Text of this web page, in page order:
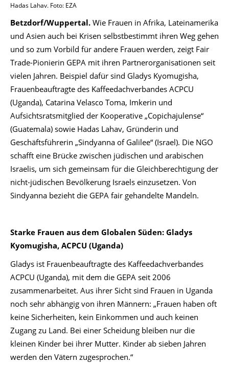
Hadas Lahav. Foto: EZA
Betzdorf/Wuppertal. Wie Frauen in Afrika, Lateinamerika
und Asien auch bei Krisen selbstbestimmt ihren Weg gehen
und so zum Vorbild für andere Frauen werden, zeigt Fair
Trade-Pionierin GEPA mit ihren Partnerorganisationen seit
vielen Jahren. Beispiel dafür sind Gladys Kyomugisha,
Frauenbeauftragte des Kaffeedachverbandes ACPCU
(Uganda), Catarina Velasco Toma, Imkerin und
Aufsichtsratsmitglied der Kooperative „Copichajulense“
(Guatemala) sowie Hadas Lahav, Gründerin und
Geschäftsführerin „Sindyanna of Galilee“ (Israel). Die NGO
schafft eine Brücke zwischen jüdischen und arabischen
Israelis, um sich gemeinsam für die Gleichberechtigung der
nicht-jüdischen Bevölkerung Israels einzusetzen. Von
Sindyanna bezieht die GEPA fair gehandelte Mandeln.
Starke Frauen aus dem Globalen Süden: Gladys
Kyomugisha, ACPCU (Uganda)
Gladys ist Frauenbeauftragte des Kaffeedachverbandes
ACPCU (Uganda), mit dem die GEPA seit 2006
zusammenarbeitet. Aus ihrer Sicht sind Frauen in Uganda
noch sehr abhängig von ihren Männern: „Frauen haben oft
keine Sicherheiten, kein Einkommen und auch keinen
Zugang zu Land. Bei einer Scheidung bleiben nur die
kleinen Kinder bei ihrer Mutter. Kinder ab sieben Jahren
werden den Vätern zugesprochen.“